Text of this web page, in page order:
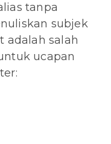
tanpa
subjek
adalah salah
ucapan